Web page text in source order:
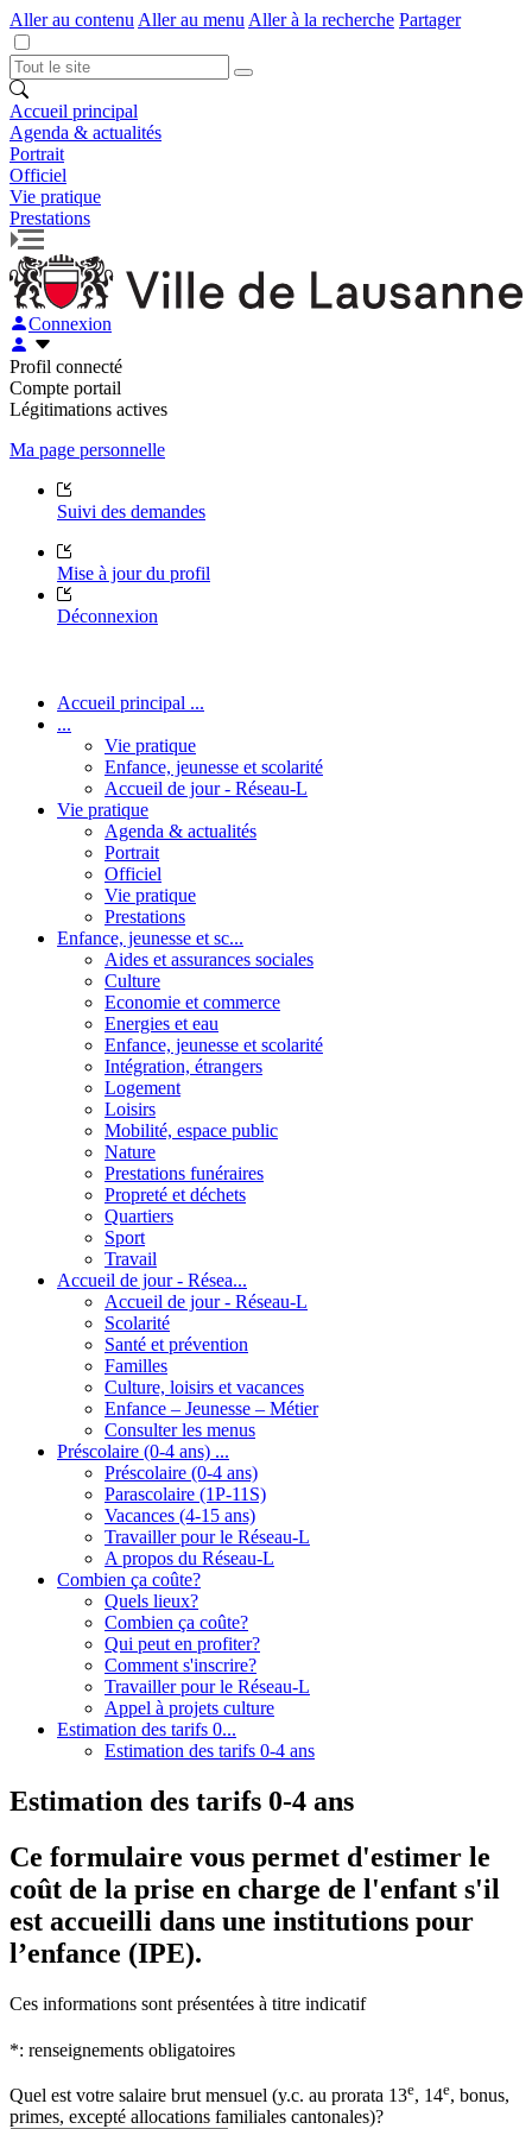
Aller au contenu Aller au menu Aller à la recherche Partager
Accueil principal
Agenda & actualités
Portrait
Officiel
Vie pratique
Prestations
Connexion
Profil connecté
Compte portail
Légitimations actives
Ma page personnelle
Suivi des demandes
Mise à jour du profil
Déconnexion
Accueil principal ...
...
Vie pratique
Enfance, jeunesse et scolarité
Accueil de jour - Réseau-L
Vie pratique
Agenda & actualités
Portrait
Officiel
Vie pratique
Prestations
Enfance, jeunesse et sc...
Aides et assurances sociales
Culture
Economie et commerce
Energies et eau
Enfance, jeunesse et scolarité
Intégration, étrangers
Logement
Loisirs
Mobilité, espace public
Nature
Prestations funéraires
Propreté et déchets
Quartiers
Sport
Travail
Accueil de jour - Résea...
Accueil de jour - Réseau-L
Scolarité
Santé et prévention
Familles
Culture, loisirs et vacances
Enfance – Jeunesse – Métier
Consulter les menus
Préscolaire (0-4 ans) ...
Préscolaire (0-4 ans)
Parascolaire (1P-11S)
Vacances (4-15 ans)
Travailler pour le Réseau-L
A propos du Réseau-L
Combien ça coûte?
Quels lieux?
Combien ça coûte?
Qui peut en profiter?
Comment s'inscrire?
Travailler pour le Réseau-L
Appel à projets culture
Estimation des tarifs 0...
Estimation des tarifs 0-4 ans
Estimation des tarifs 0-4 ans
Ce formulaire vous permet d'estimer le
coût de la prise en charge de l'enfant s'il
est accueilli dans une institutions pour
l’enfance (IPE).
Ces informations sont présentées à titre indicatif
*: renseignements obligatoires
Quel est votre salaire brut mensuel (y.c. au prorata 13e, 14e, bonus,
primes, excepté allocations familiales cantonales)?